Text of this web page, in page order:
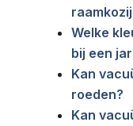
Welke
bij een
Kan
roeden?
Kan